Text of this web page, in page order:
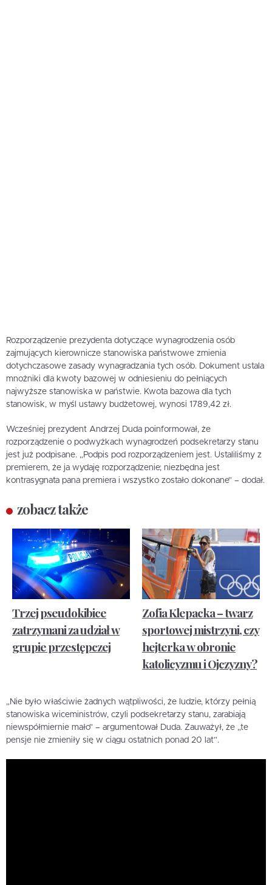
Rozporządzenie prezydenta dotyczące wynagrodzenia osób
zajmujących kierownicze stanowiska państwowe zmienia
dotychczasowe zasady wynagradzania tych osób. Dokument ustala
mnożniki dla kwoty bazowej w odniesieniu do pełniących
najwyższe stanowiska w państwie. Kwota bazowa dla tych
stanowisk, w myśl ustawy budżetowej, wynosi 1789,42 zł.
Wcześniej prezydent Andrzej Duda poinformował, że
rozporządzenie o podwyżkach wynagrodzeń podsekretarzy stanu
jest już podpisane. „Podpis pod rozporządzeniem jest. Ustaliliśmy z
premierem, że ja wydaję rozporządzenie; niezbędna jest
kontrasygnata pana premiera i wszystko zostało dokonane” – dodał.
zobacz także
Trzej pseudokibice
zatrzymani za udział w
grupie przestępczej
Zofia Klepacka – twarz
sportowej mistrzyni, czy
hejterka w obronie
katolicyzmu i Ojczyzny?
„Nie było właściwie żadnych wątpliwości, że ludzie, którzy pełnią
stanowiska wiceministrów, czyli podsekretarzy stanu, zarabiają
niewspółmiernie mało” – argumentował Duda. Zauważył, że „te
pensje nie zmieniły się w ciągu ostatnich ponad 20 lat”.